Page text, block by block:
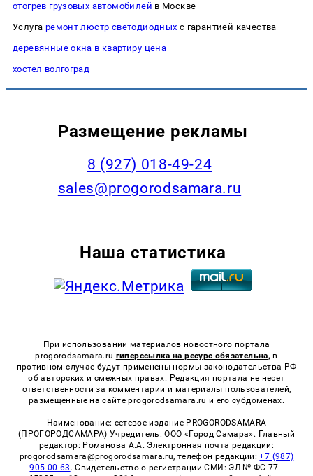
отогрев грузовых автомобилей в Москве
Услуга ремонт люстр светодиодных с гарантией качества
деревянные окна в квартиру цена
хостел волгоград
Размещение рекламы
8 (927) 018-49-24
sales@progorodsamara.ru
Наша статистика
При использовании материалов новостного портала
progorodsamara.ru гиперссылка на ресурс обязательна, в
противном случае будут применены нормы законодательства РФ
об авторских и смежных правах. Редакция портала не несет
ответственности за комментарии и материалы пользователей,
размещенные на сайте progorodsamara.ru и его субдоменах.
Наименование: сетевое издание PROGORODSAMARA
(ПРОГОРОДСАМАРА) Учредитель: ООО «Город Самара». Главный
редактор: Романова А.А. Электронная почта редакции:
progorodsamara@progorodsamara.ru, телефон редакции:+7 (987)
905-00-63 . Свидетельство о регистрации СМИ: ЭЛ № ФС 77 -